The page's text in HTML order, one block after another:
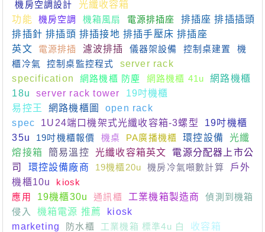
機房空調設計
光纖收容箱
功能
機房空調 機箱風扇 電源排插座
排插座 排插插頭
排插針 排插頭 排插接地 排插手壓床 排插座
英文
電源排插 濾波排插 儀器架設備 控制桌建置
機
櫃冷氣
控制桌監控程式
server rack
specification
網路機櫃 防塵 網路機櫃 41u
網路機櫃
18u
server rack tower
19吋機櫃
易控王
網路機櫃圖
open rack
spec
1U24端口機架式光纖收容箱-3螺型
19吋機櫃
35u
19吋機櫃報價 機桌 PA廣播機櫃 環控設備
光纖
熔接箱
簡易溫控 光纖收容箱英文
電源分配器上市公
司
環控設備廠商 19機櫃20u 機房冷氣噸數計算
戶外
機櫃10u
kiosk
應用
19機櫃30u 通訊櫃 工業機箱製造商
偵測到機箱
侵入
機箱電源 推薦
kiosk
marketing
防水櫃 工業機箱 標準4u 白
收容箱